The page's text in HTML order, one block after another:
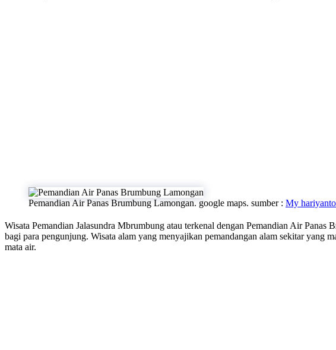
Pemandian Air Panas Brumbung Lamongan. google maps. sumber : My
Wisata Pemandian Jalasundra Mbrumbung atau terkenal dengan Pemandian Air Panas
bagi para pengunjung. Wisata alam yang menyajikan pemandangan alam sekitar yang
mata air.